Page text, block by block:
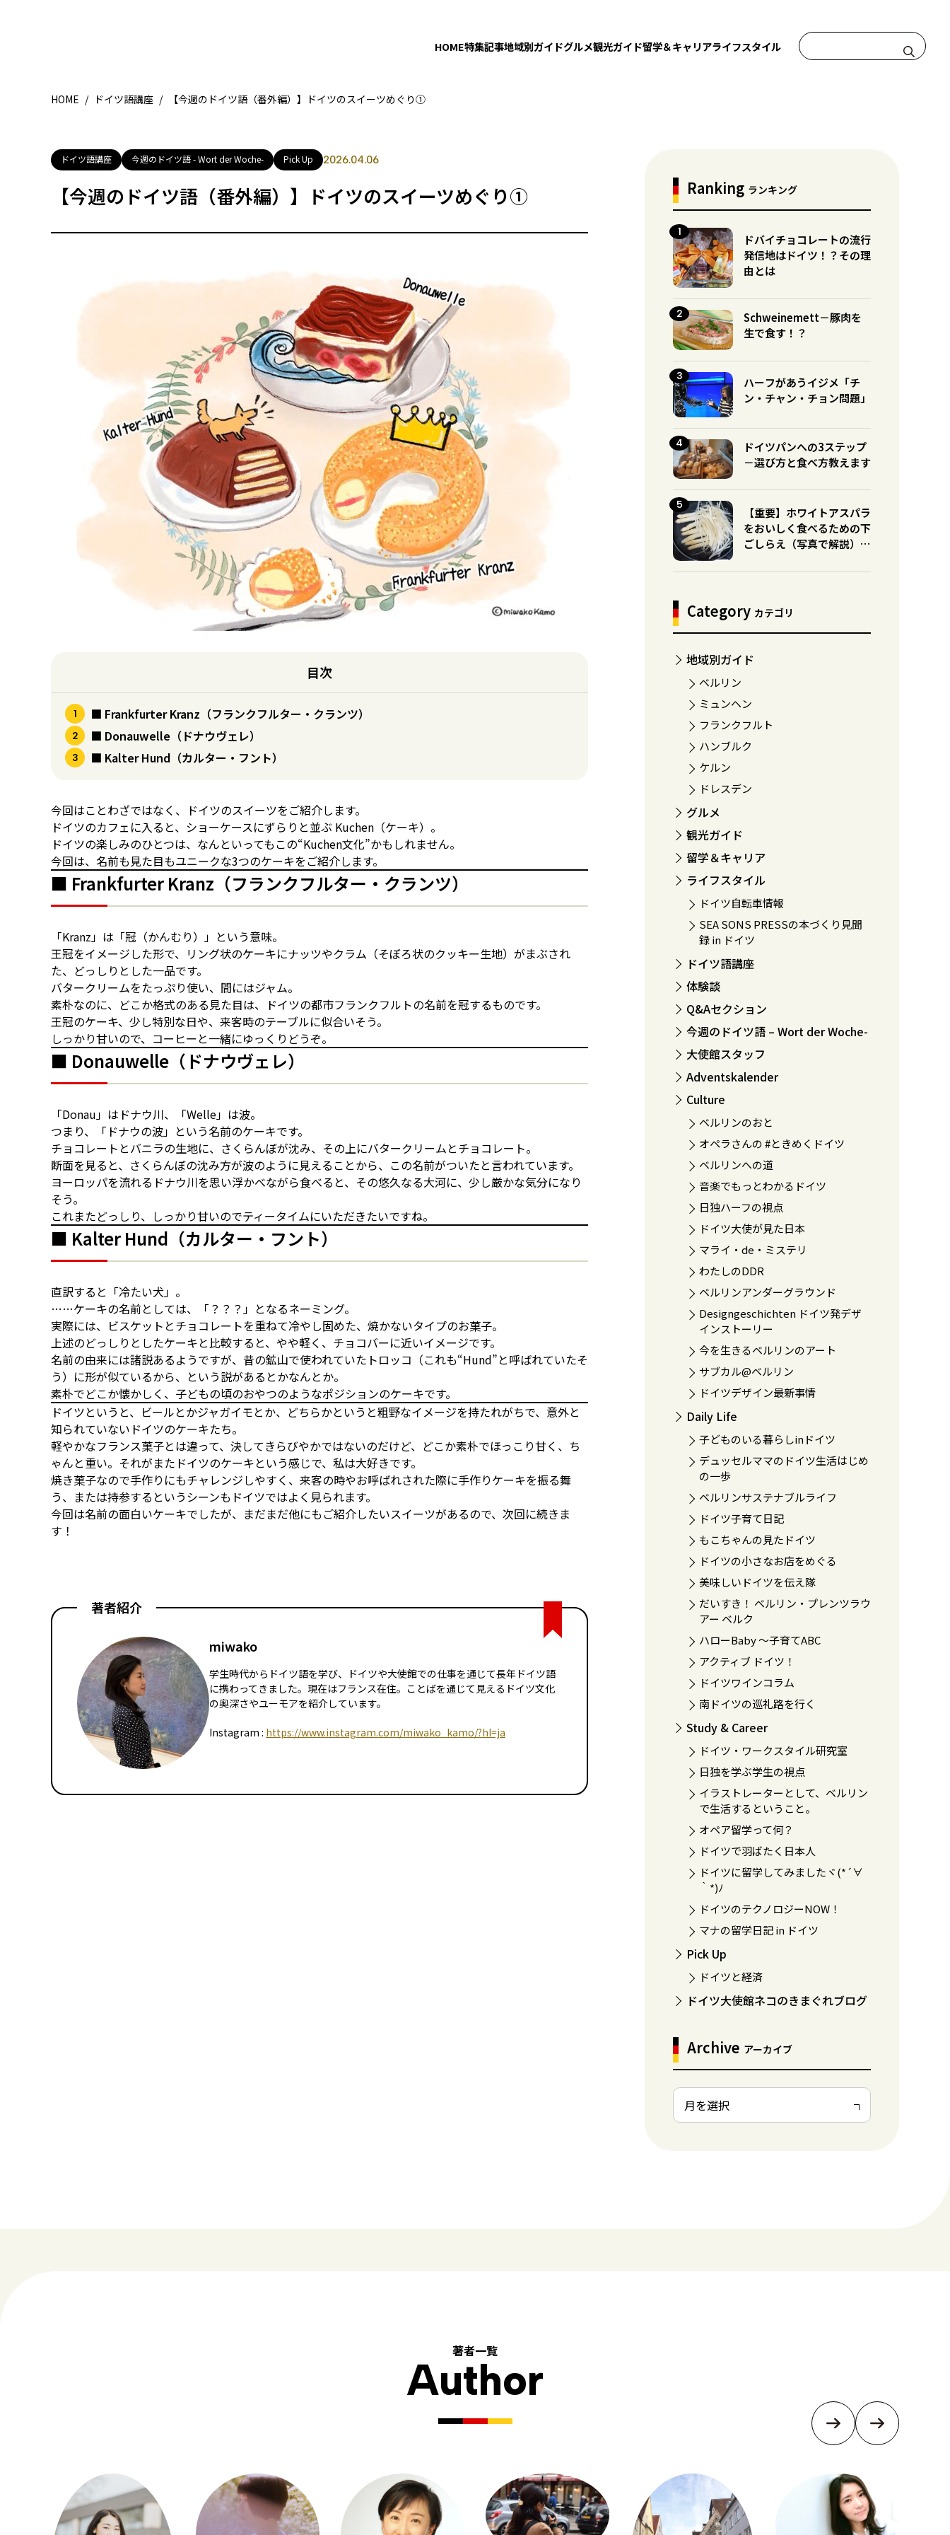
HOME特集記事地域別ガイドグルメ観光ガイド留学＆キャリアライフスタイル
HOME / ドイツ語講座 / 【今週のドイツ語（番外編）】ドイツのスイーツめぐり①
ドイツ語講座 今週のドイツ語 - Wort der Woche- Pick Up 2026.04.06
【今週のドイツ語（番外編）】ドイツのスイーツめぐり①
目次
■ Frankfurter Kranz（フランクフルター・クランツ）
■ Donauwelle（ドナウヴェレ）
■ Kalter Hund（カルター・フント）
今回はことわざではなく、ドイツのスイーツをご紹介します。
ドイツのカフェに入ると、ショーケースにずらりと並ぶ Kuchen（ケーキ）。
ドイツの楽しみのひとつは、なんといってもこの“Kuchen文化”かもしれません。
今回は、名前も見た目もユニークな3つのケーキをご紹介します。
■ Frankfurter Kranz（フランクフルター・クランツ）
「Kranz」は「冠（かんむり）」という意味。
王冠をイメージした形で、リング状のケーキにナッツやクラム（そぼろ状のクッキー生地）がまぶされ
た、どっしりとした一品です。
バタークリームをたっぷり使い、間にはジャム。
素朴なのに、どこか格式のある見た目は、ドイツの都市フランクフルトの名前を冠するものです。
王冠のケーキ、少し特別な日や、来客時のテーブルに似合いそう。
しっかり甘いので、コーヒーと一緒にゆっくりどうぞ。
■ Donauwelle（ドナウヴェレ）
「Donau」はドナウ川、「Welle」は波。
つまり、「ドナウの波」という名前のケーキです。
チョコレートとバニラの生地に、さくらんぼが沈み、その上にバタークリームとチョコレート。
断面を見ると、さくらんぼの沈み方が波のように見えることから、この名前がついたと言われています。
ヨーロッパを流れるドナウ川を思い浮かべながら食べると、その悠久なる大河に、少し厳かな気分になり
そう。
これまたどっしり、しっかり甘いのでティータイムにいただきたいですね。
■ Kalter Hund（カルター・フント）
直訳すると「冷たい犬」。
……ケーキの名前としては、「？？？」となるネーミング。
実際には、ビスケットとチョコレートを重ねて冷やし固めた、焼かないタイプのお菓子。
上述のどっしりとしたケーキと比較すると、やや軽く、チョコバーに近いイメージです。
名前の由来には諸説あるようですが、昔の鉱山で使われていたトロッコ（これも“Hund”と呼ばれていたそ
う）に形が似ているから、という説があるとかなんとか。
素朴でどこか懐かしく、子どもの頃のおやつのようなポジションのケーキです。
ドイツというと、ビールとかジャガイモとか、どちらかというと粗野なイメージを持たれがちで、意外と
知られていないドイツのケーキたち。
軽やかなフランス菓子とは違って、決してきらびやかではないのだけど、どこか素朴でほっこり甘く、ち
ゃんと重い。それがまたドイツのケーキという感じで、私は大好きです。
焼き菓子なので手作りにもチャレンジしやすく、来客の時やお呼ばれされた際に手作りケーキを振る舞
う、または持参するというシーンもドイツではよく見られます。
今回は名前の面白いケーキでしたが、まだまだ他にもご紹介したいスイーツがあるので、次回に続きま
す！
著者紹介
miwako
学生時代からドイツ語を学び、ドイツや大使館での仕事を通じて長年ドイツ語
に携わってきました。現在はフランス在住。ことばを通じて見えるドイツ文化
の奥深さやユーモアを紹介しています。
Instagram : https://www.instagram.com/miwako_kamo/?hl=ja
Ranking ランキング
ドバイチョコレートの流行
発信地はドイツ！？その理
由とは
Schweinemett－豚肉を
生で食す！？
ハーフがあうイジメ「チ
ン・チャン・チョン問題」
ドイツパンへの3ステップ
－選び方と食べ方教えます
【重要】ホワイトアスパラ
をおいしく食べるための下
ごしらえ（写真で解説）※
Category カテゴリ
地域別ガイド
ベルリン
ミュンヘン
フランクフルト
ハンブルク
ケルン
ドレスデン
グルメ
観光ガイド
留学＆キャリア
ライフスタイル
ドイツ自転車情報
SEA SONS PRESSの本づくり見聞
録 in ドイツ
ドイツ語講座
体験談
Q&Aセクション
今週のドイツ語 – Wort der Woche-
大使館スタッフ
Adventskalender
Culture
ベルリンのおと
オペラさんの #ときめくドイツ
ベルリンへの道
音楽でもっとわかるドイツ
日独ハーフの視点
ドイツ大使が見た日本
マライ・de・ミステリ
わたしのDDR
ベルリンアンダーグラウンド
Designgeschichten ドイツ発デザ
インストーリー
今を生きるベルリンのアート
サブカル@ベルリン
ドイツデザイン最新事情
Daily Life
子どものいる暮らしinドイツ
デュッセルママのドイツ生活はじめ
の一歩
ベルリンサステナブルライフ
ドイツ子育て日記
もこちゃんの見たドイツ
ドイツの小さなお店をめぐる
美味しいドイツを伝え隊
だいすき！ ベルリン・プレンツラウ
アー ベルク
ハローBaby 〜子育てABC
アクティブ ドイツ！
ドイツワインコラム
南ドイツの巡礼路を行く
Study & Career
ドイツ・ワークスタイル研究室
日独を学ぶ学生の視点
イラストレーターとして、ベルリン
で生活するということ。
オペア留学って何？
ドイツで羽ばたく日本人
ドイツに留学してみましたヾ(*´∀
｀*)ﾉ
ドイツのテクノロジーNOW！
マナの留学日記 in ドイツ
Pick Up
ドイツと経済
ドイツ大使館ネコのきまぐれブログ
Archive アーカイブ
著者一覧
Author